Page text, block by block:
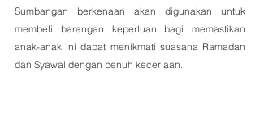
Sumbangan berkenaan akan digunakan untuk
membeli barangan keperluan bagi memastikan
anak-anak ini dapat menikmati suasana Ramadan
dan Syawal dengan penuh keceriaan.